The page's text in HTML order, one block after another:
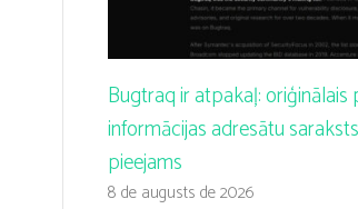
Bugtraq ir atpakaļ: oriģinālais
informācijas adresātu
pieejams
8 de augusts de 2026